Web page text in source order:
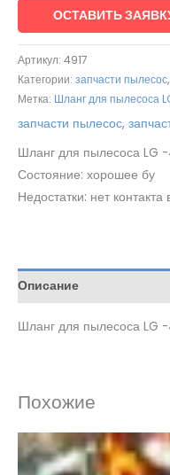
ОСТАВИТЬ
Артикул: 4917
Категории: запчасти пылесос,
Метка: Шланг для пылесоса
запчасти пылесос,
Шланг для пылесоса LG
Состояние: хорошее бу
Недостатки: нет контакта
Описание
Шланг для пылесоса LG
Похожие